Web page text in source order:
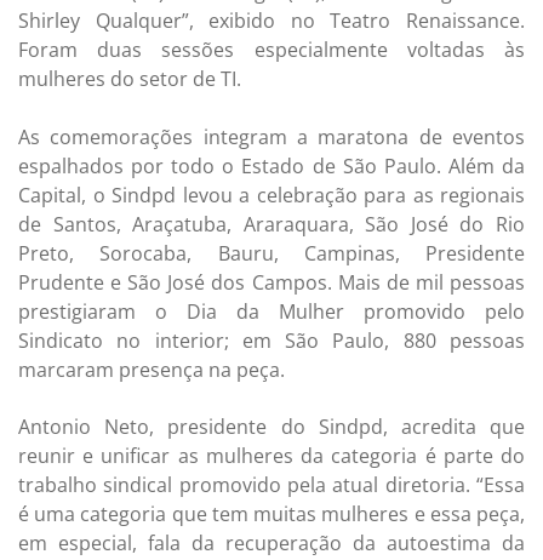
Shirley Qualquer”, exibido no Teatro Renaissance.
Foram duas sessões especialmente voltadas às
mulheres do setor de TI.
As comemorações integram a maratona de eventos
espalhados por todo o Estado de São Paulo. Além da
Capital, o Sindpd levou a celebração para as regionais
de Santos, Araçatuba, Araraquara, São José do Rio
Preto, Sorocaba, Bauru, Campinas, Presidente
Prudente e São José dos Campos. Mais de mil pessoas
prestigiaram o Dia da Mulher promovido pelo
Sindicato no interior; em São Paulo, 880 pessoas
marcaram presença na peça.
Antonio Neto, presidente do Sindpd, acredita que
reunir e unificar as mulheres da categoria é parte do
trabalho sindical promovido pela atual diretoria. “Essa
é uma categoria que tem muitas mulheres e essa peça,
em especial, fala da recuperação da autoestima da